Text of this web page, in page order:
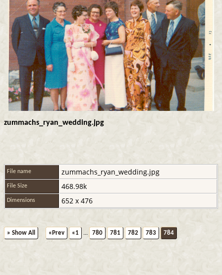
zummachs_ryan_wedding.jpg
File name zummachs_ryan_wedding.jpg
File Size 468.98k
Dimensions 652 x 476
» Show All «Prev «1 ... 780 781 782 783 784